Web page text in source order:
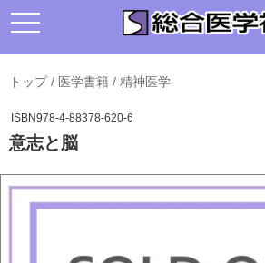
トップ/ 医学書籍 / 精神医学
ISBN978-4-88378-620-6
意志と脳